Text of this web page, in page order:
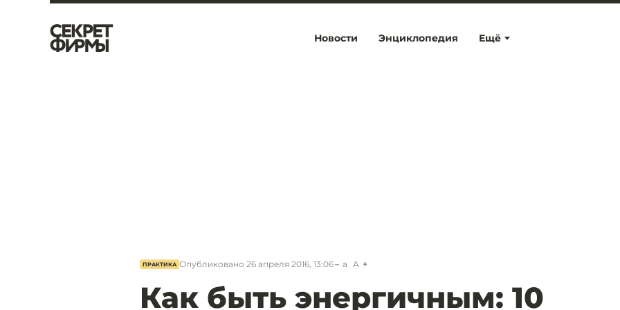
Ещё
Новости Энциклопедия
ПРАКТИКА Опубликовано 26 апреля 2016, 13:06 a A
Как быть энергичным: 10